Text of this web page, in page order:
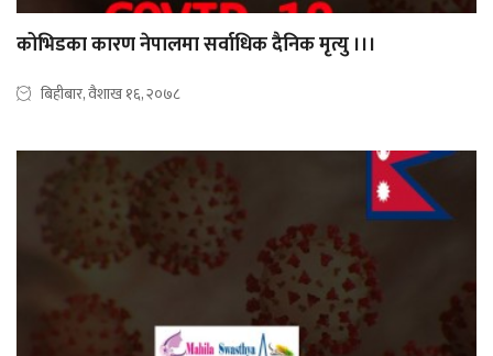
कोभिडका कारण नेपालमा सर्वाधिक दैनिक मृत्यु ।।।
बिहीबार, वैशाख १६, २०७८